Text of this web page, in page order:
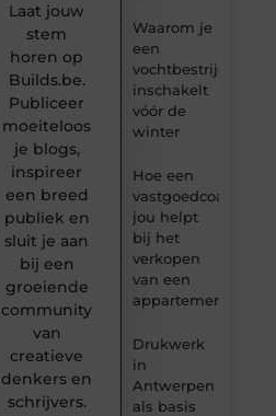
Waarom je
een
inschakelt
vóór de
winter
Hoe een
vastgoedcoach
jou helpt
bij het
verkopen
van een
appartement
Drukwerk
in
Antwerpen
als basis
Laat jouw
stem
horen op
Builds.be.
Publiceer
moeiteloos
je blogs,
inspireer
een breed
publiek en
sluit je aan
bij een
groeiende
community
van
creatieve
denkers en
schrijvers.